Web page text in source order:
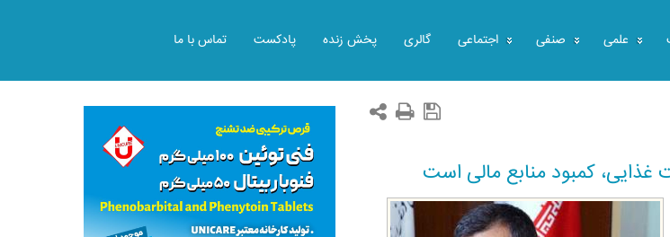
علمی صنفی اجتماعی گالری پخش زنده پادکست تماس با ما
کمبود منابع مالی است